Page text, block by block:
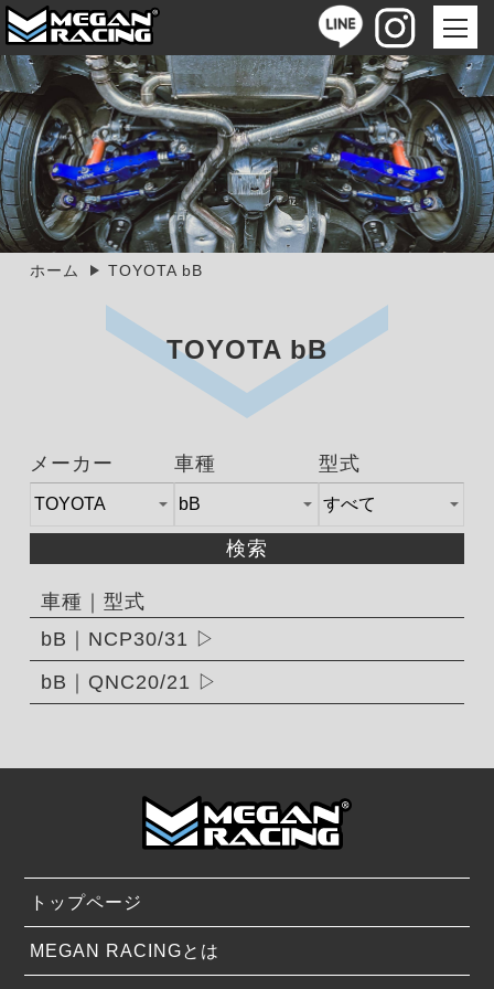
ホーム TOYOTA bB
TOYOTA bB
メーカー 車種 型式
検索
車種｜型式
bB｜NCP30/31
bB｜QNC20/21
トップページ
MEGAN RACINGとは